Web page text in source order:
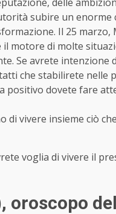
subire un enorme
Il 25 marzo,
motore di molte
Se avrete intenzione
che stabilirete nelle
positivo dovete fare
vivere insieme ciò
voglia di vivere il
, oroscopo